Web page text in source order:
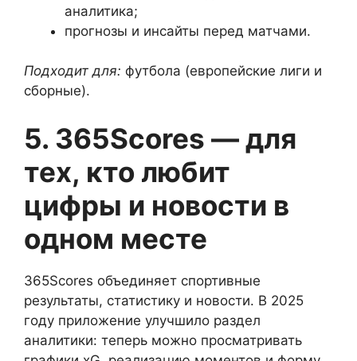
аналитика;
прогнозы и инсайты перед матчами.
Подходит для: футбола (европейские лиги и
сборные).
5. 365Scores — для
тех, кто любит
цифры и новости в
одном месте
365Scores объединяет спортивные
результаты, статистику и новости. В 2025
году приложение улучшило раздел
аналитики: теперь можно просматривать